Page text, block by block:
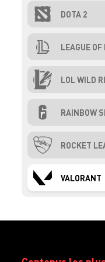
DOTA 2
LEAGUE OF
LOL WILD
RAINBOW
ROCKET
VALORANT